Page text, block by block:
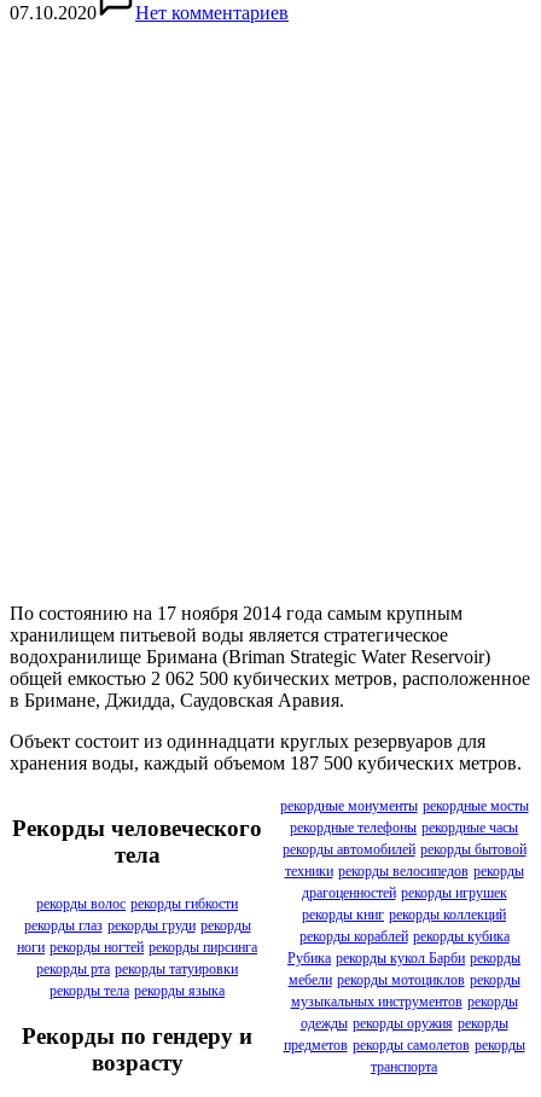
07.10.2020 Нет комментариев
По состоянию на 17 ноября 2014 года самым крупным
хранилищем питьевой воды является стратегическое
водохранилище Бримана (Briman Strategic Water Reservoir)
общей емкостью 2 062 500 кубических метров, расположенное
в Бримане, Джидда, Саудовская Аравия.
Объект состоит из одиннадцати круглых резервуаров для
хранения воды, каждый объемом 187 500 кубических метров.
Рекорды человеческого
тела
рекорды волос рекорды гибкости
рекорды глаз рекорды груди рекорды
ноги рекорды ногтей рекорды пирсинга
рекорды рта рекорды татуировки
рекорды тела рекорды языка
Рекорды по гендеру и
возрасту
рекордные монументы рекордные мосты
рекордные телефоны рекордные часы
рекорды автомобилей рекорды бытовой
техники рекорды велосипедов рекорды
драгоценностей рекорды игрушек
рекорды книг рекорды коллекций
рекорды кораблей рекорды кубика
Рубика рекорды кукол Барби рекорды
мебели рекорды мотоциклов рекорды
музыкальных инструментов рекорды
одежды рекорды оружия рекорды
предметов рекорды самолетов рекорды
транспорта